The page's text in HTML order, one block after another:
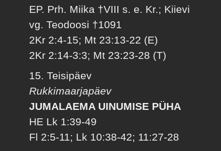
EP. Prh. Miika †VIII s. e. Kr.; Kiievi
vg. Teodoosi †1091
2Kr 2:4-15; Mt 23:13-22 (E)
2Kr 2:14-3:3; Mt 23:23-28 (T)
15. Teisipäev
Rukkimaarjapäev
JUMALAEMA UINUMISE PÜHA
HE Lk 1:39-49
Fl 2:5-11; Lk 10:38-42; 11:27-28